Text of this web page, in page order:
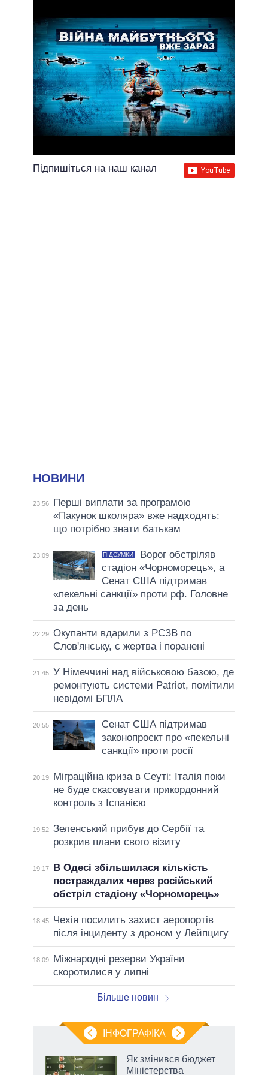
Підпишіться на наш канал
НОВИНИ
23:56
Перші виплати за програмою
«Пакунок школяра» вже надходять:
що потрібно знати батькам
23:09 ПІДСУМКИ
Ворог обстріляв
стадіон «Чорноморець», а
Сенат США підтримав
«пекельні санкції» проти рф. Головне
за день
22:29 Окупанти вдарили з РСЗВ по
Слов'янську, є жертва і поранені
21:45 У Німеччині над військовою базою, де
ремонтують системи Patriot, помітили
невідомі БПЛА
20:55
Сенат США підтримав
законопроєкт про «пекельні
санкції» проти росії
20:19
Міграційна криза в Сеуті: Італія поки
не буде скасовувати прикордонний
контроль з Іспанією
19:52 Зеленський прибув до Сербії та
розкрив плани свого візиту
19:17
В Одесі збільшилася кількість
постраждалих через російський
обстріл стадіону «Чорноморець»
18:45
Чехія посилить захист аеропортів
після інциденту з дроном у Лейпцигу
18:09
Міжнародні резерви України
скоротилися у липні
Більше новин
ІНФОГРАФІКА
Як змінився бюджет
Міністерства